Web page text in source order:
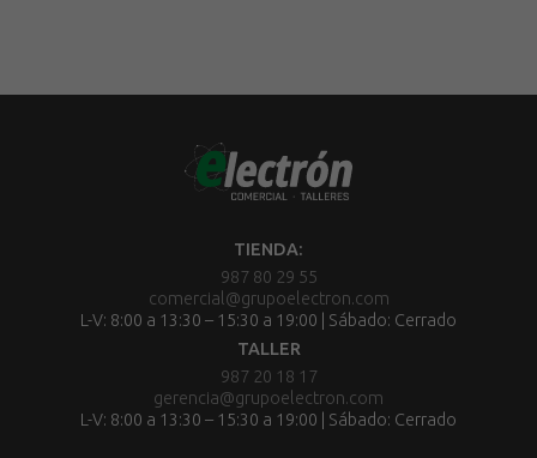
TIENDA:
987 80 29 55
comercial@grupoelectron.com
L-V: 8:00 a 13:30 – 15:30 a 19:00 | Sábado: Cerrado
TALLER
987 20 18 17
gerencia@grupoelectron.com
L-V: 8:00 a 13:30 – 15:30 a 19:00 | Sábado: Cerrado